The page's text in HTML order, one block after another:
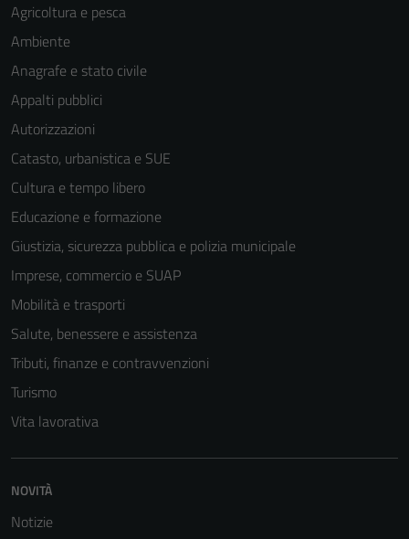
Agricoltura e pesca
Ambiente
Anagrafe e stato civile
Appalti pubblici
Autorizzazioni
Catasto, urbanistica e SUE
Cultura e tempo libero
Educazione e formazione
Giustizia, sicurezza pubblica e polizia municipale
Imprese, commercio e SUAP
Mobilità e trasporti
Salute, benessere e assistenza
Tributi, finanze e contravvenzioni
Turismo
Vita lavorativa
NOVITÀ
Notizie
funzionamento